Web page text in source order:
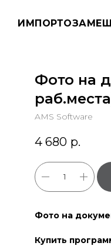
Фото на
AMS Software
4 680 р.
Фото на
Купить